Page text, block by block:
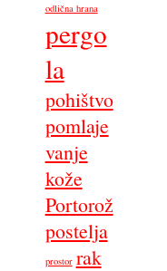
odlična hrana
pergo
la
pohištvo
pomlaje
vanje
kože
Portorož
postelja
prostor rak